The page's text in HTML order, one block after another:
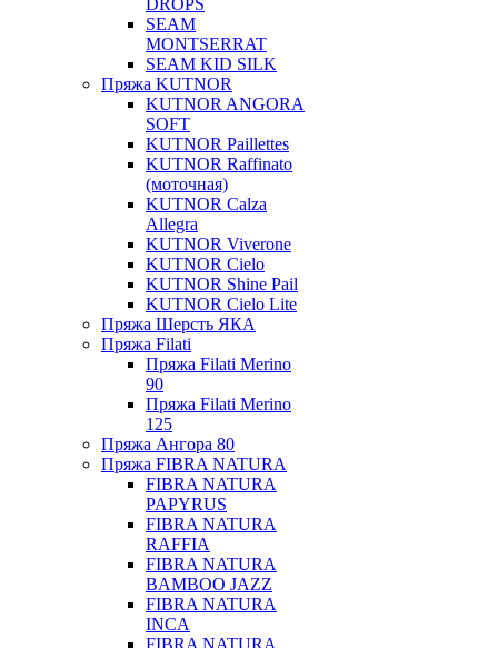
DROPS
SEAM
MONTSERRAT
SEAM KID SILK
Пряжа KUTNOR
KUTNOR ANGORA
SOFT
KUTNOR Paillettes
KUTNOR Raffinato
(моточная)
KUTNOR Calza
Allegra
KUTNOR Viverone
KUTNOR Cielo
KUTNOR Shine Pail
KUTNOR Cielo Lite
Пряжа Шерсть ЯКА
Пряжа Filati
Пряжа Filati Merino
90
Пряжа Filati Merino
125
Пряжа Ангора 80
Пряжа FIBRA NATURA
FIBRA NATURA
PAPYRUS
FIBRA NATURA
RAFFIA
FIBRA NATURA
BAMBOO JAZZ
FIBRA NATURA
INCA
FIBRA NATURA